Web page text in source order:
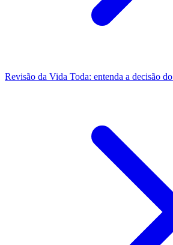
Revisão da Vida Toda: entenda a decisão